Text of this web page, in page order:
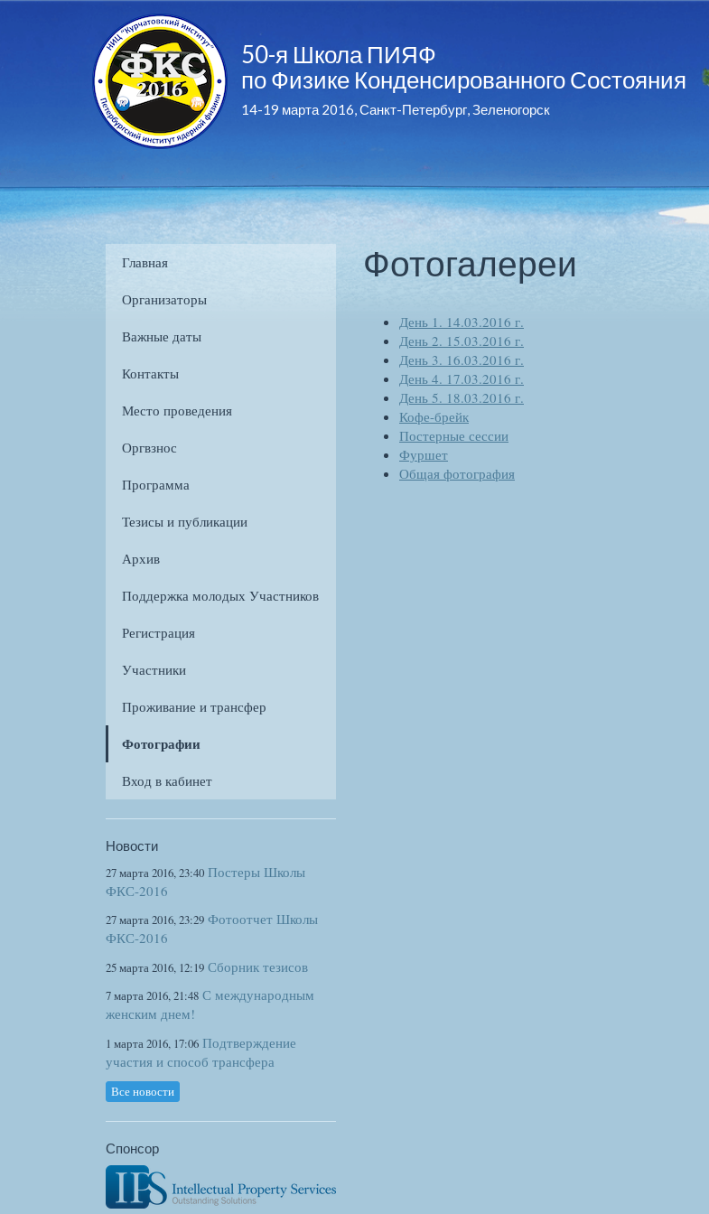
50-я Школа ПИЯФ
по Физике Конденсированного Состояния
14-19 марта 2016, Санкт-Петербург, Зеленогорск
Главная
Организаторы
Важные даты
Контакты
Место проведения
Оргвзнос
Программа
Тезисы и публикации
Архив
Поддержка молодых Участников
Регистрация
Участники
Проживание и трансфер
Фотографии
Вход в кабинет
Новости
27 марта 2016, 23:40 Постеры Школы
ФКС-2016
27 марта 2016, 23:29 Фотоотчет Школы
ФКС-2016
25 марта 2016, 12:19 Сборник тезисов
7 марта 2016, 21:48 С международным
женским днем!
1 марта 2016, 17:06 Подтверждение
участия и способ трансфера
Все новости
Спонсор
Фотогалереи
День 1. 14.03.2016 г.
День 2. 15.03.2016 г.
День 3. 16.03.2016 г.
День 4. 17.03.2016 г.
День 5. 18.03.2016 г.
Кофе-брейк
Постерные сессии
Фуршет
Общая фотография